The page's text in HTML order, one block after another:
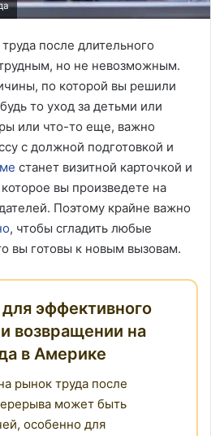
после длительного
но не невозможным.
по которой вы решили
то уход за детьми или
или что-то еще, важно
с должной подготовкой и
станет визитной карточкой и
вы произведете на
Поэтому крайне важно
, чтобы сгладить любые
вы готовы к новым вызовам.
эффективного
возвращении на
в Америке
рынок труда после
может быть
особенно для